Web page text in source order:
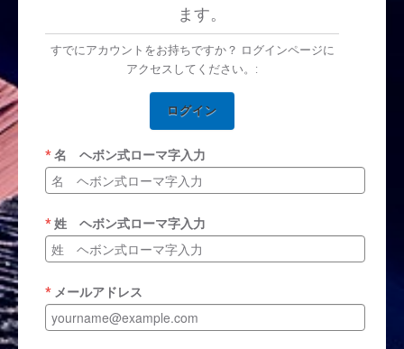
ます。
すでにアカウントをお持ちですか？ ログインページに
アクセスしてください。:
ログイン
名 ヘボン式ローマ字入力
姓 ヘボン式ローマ字入力
メールアドレス